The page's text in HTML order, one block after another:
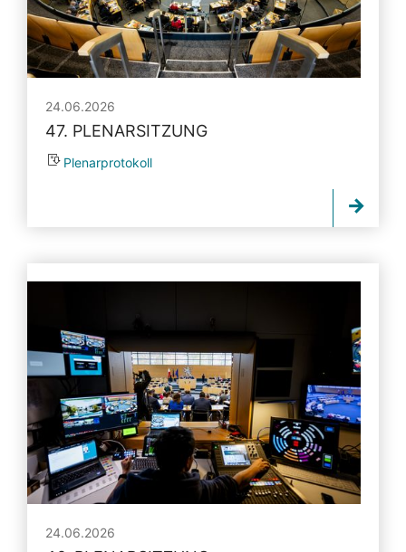
24.06.2026
47. PLENARSITZUNG
Plenarprotokoll
24.06.2026